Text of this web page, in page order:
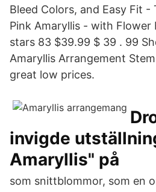
Bleed Colors, and Easy Fit -
Pink Amaryllis - with Flower
stars 83 $39.99 $ 39 . 99
Amaryllis Arrangement
great low prices.
invigde
Amaryllis" på
som snittblommor, som en